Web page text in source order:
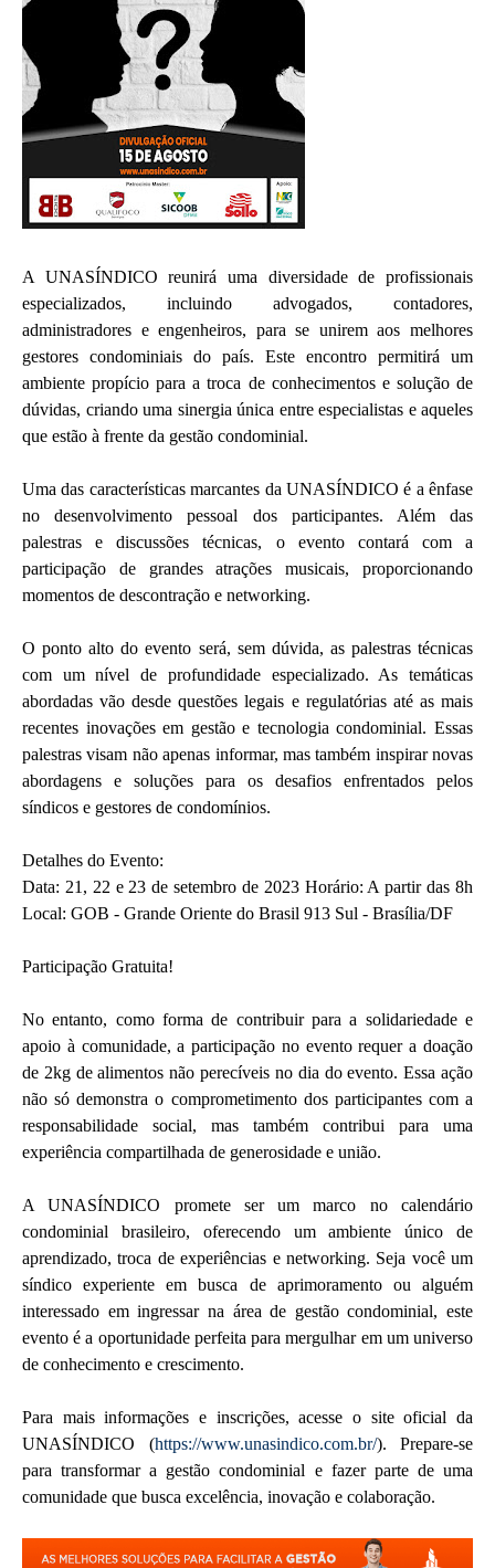
A UNASÍNDICO reunirá uma diversidade de profissionais
especializados, incluindo advogados, contadores,
administradores e engenheiros, para se unirem aos melhores
gestores condominiais do país. Este encontro permitirá um
ambiente propício para a troca de conhecimentos e solução de
dúvidas, criando uma sinergia única entre especialistas e aqueles
que estão à frente da gestão condominial.
Uma das características marcantes da UNASÍNDICO é a ênfase
no desenvolvimento pessoal dos participantes. Além das
palestras e discussões técnicas, o evento contará com a
participação de grandes atrações musicais, proporcionando
momentos de descontração e networking.
O ponto alto do evento será, sem dúvida, as palestras técnicas
com um nível de profundidade especializado. As temáticas
abordadas vão desde questões legais e regulatórias até as mais
recentes inovações em gestão e tecnologia condominial. Essas
palestras visam não apenas informar, mas também inspirar novas
abordagens e soluções para os desafios enfrentados pelos
síndicos e gestores de condomínios.
Detalhes do Evento:
Data: 21, 22 e 23 de setembro de 2023 Horário: A partir das 8h
Local: GOB - Grande Oriente do Brasil 913 Sul - Brasília/DF
Participação Gratuita!
No entanto, como forma de contribuir para a solidariedade e
apoio à comunidade, a participação no evento requer a doação
de 2kg de alimentos não perecíveis no dia do evento. Essa ação
não só demonstra o comprometimento dos participantes com a
responsabilidade social, mas também contribui para uma
experiência compartilhada de generosidade e união.
A UNASÍNDICO promete ser um marco no calendário
condominial brasileiro, oferecendo um ambiente único de
aprendizado, troca de experiências e networking. Seja você um
síndico experiente em busca de aprimoramento ou alguém
interessado em ingressar na área de gestão condominial, este
evento é a oportunidade perfeita para mergulhar em um universo
de conhecimento e crescimento.
Para mais informações e inscrições, acesse o site oficial da
UNASÍNDICO (https://www.unasindico.com.br/). Prepare-se
para transformar a gestão condominial e fazer parte de uma
comunidade que busca excelência, inovação e colaboração.